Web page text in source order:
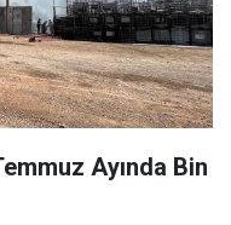
Ayında Bin